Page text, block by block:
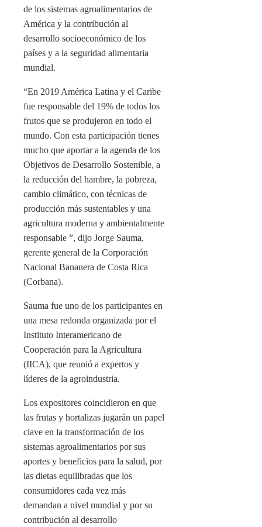
de los sistemas agroalimentarios de
América y la contribución al
desarrollo socioeconómico de los
países y a la seguridad alimentaria
mundial.
“En 2019 América Latina y el Caribe
fue responsable del 19% de todos los
frutos que se produjeron en todo el
mundo. Con esta participación tienes
mucho que aportar a la agenda de los
Objetivos de Desarrollo Sostenible, a
la reducción del hambre, la pobreza,
cambio climático, con técnicas de
producción más sustentables y una
agricultura moderna y ambientalmente
responsable ”, dijo Jorge Sauma,
gerente general de la Corporación
Nacional Bananera de Costa Rica
(Corbana).
Sauma fue uno de los participantes en
una mesa redonda organizada por el
Instituto Interamericano de
Cooperación para la Agricultura
(IICA), que reunió a expertos y
líderes de la agroindustria.
Los expositores coincidieron en que
las frutas y hortalizas jugarán un papel
clave en la transformación de los
sistemas agroalimentarios por sus
aportes y beneficios para la salud, por
las dietas equilibradas que los
consumidores cada vez más
demandan a nivel mundial y por su
contribución al desarrollo